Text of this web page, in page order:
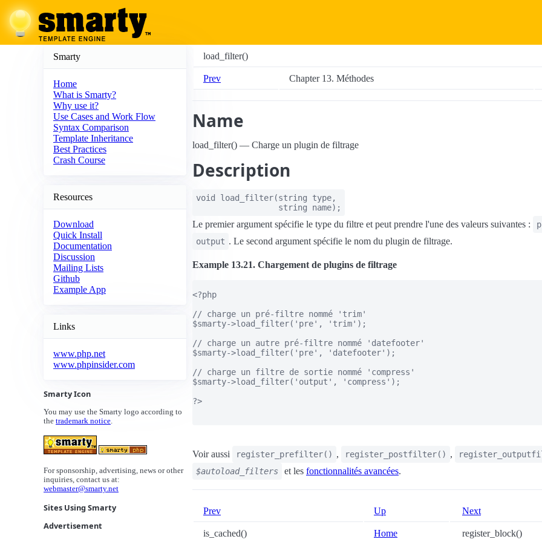
Smarty
Home
What is Smarty?
Why use it?
Use Cases and Work Flow
Syntax Comparison
Template Inheritance
Best Practices
Crash Course
Resources
Download
Quick Install
Documentation
Discussion
Mailing Lists
Github
Example App
Links
www.php.net
www.phpinsider.com
Smarty Icon
You may use the Smarty logo according to
the trademark notice.
For sponsorship, advertising, news or other
inquiries, contact us at:
webmaster@smarty.net
Sites Using Smarty
Advertisement
load_filter()
Prev Chapter 13. Méthodes
Name
load_filter() — Charge un plugin de filtrage
Description
void load_filter(string type,
string name);
Le premier argument spécifie le type du filtre et peut prendre l'une des valeurs suivantes :
output . Le second argument spécifie le nom du plugin de filtrage.
Example 13.21. Chargement de plugins de filtrage
<?php
// charge un pré-filtre nommé 'trim'
$smarty->load_filter('pre', 'trim');
// charge un autre pré-filtre nommé 'datefooter'
$smarty->load_filter('pre', 'datefooter');
// charge un filtre de sortie nommé 'compress'
$smarty->load_filter('output', 'compress');
?>
Voir aussi register_prefilter() , register_postfilter() ,
$autoload_filters et les fonctionnalités avancées.
Prev Up Next
is_cached() Home register_block()